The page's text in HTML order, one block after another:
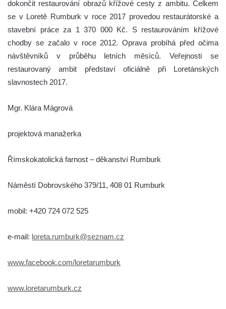
dokončit restaurování obrazů křížové cesty z ambitu. Celkem
se v Loretě Rumburk v roce 2017 provedou restaurátorské a
stavební práce za 1 370 000 Kč. S restaurováním křížové
chodby se začalo v roce 2012. Oprava probíhá před očima
návštěvníků v průběhu letních měsíců. Veřejnosti se
restaurovaný ambit představí oficiálně při Loretánských
slavnostech 2017.
Mgr. Klára Mágrová
projektová manažerka
Římskokatolická farnost – děkanství Rumburk
Náměstí Dobrovského 379/11, 408 01 Rumburk
mobil: +420 724 072 525
e-mail: loreta.rumburk@seznam.cz
www.facebook.com/loretarumburk
www.loretarumburk.cz